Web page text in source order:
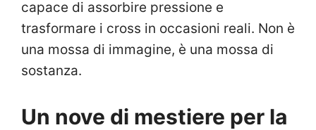
capace di assorbire pressione e
trasformare i cross in occasioni reali. Non è
una mossa di immagine, è una mossa di
sostanza.
Un nove di mestiere per la